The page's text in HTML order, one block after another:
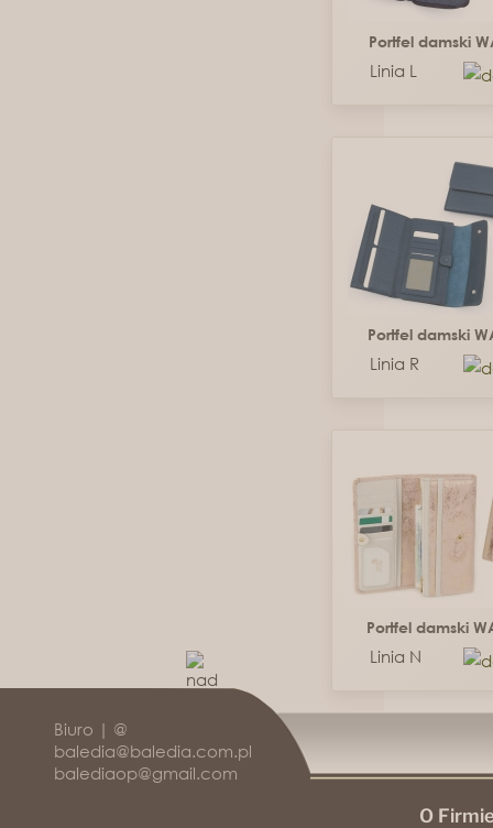
Portfel damski
Linia L
Portfel damski
Linia R
Portfel damski
Linia N
Biuro | @
baledia@baledia.com.pl
balediaop@gmail.com
O